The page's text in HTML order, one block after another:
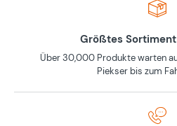
Größtes
Über 30,000 Produkte warten
Piekser bis zum